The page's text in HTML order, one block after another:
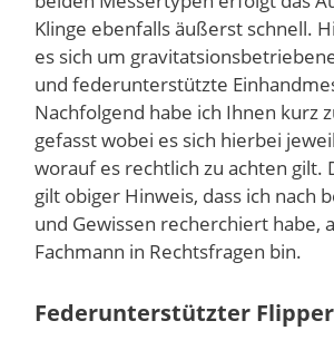
Klinge ebenfalls äußerst schnell.
es sich um
und federunterstützte
Nachfolgend habe ich Ihnen kurz
gefasst wobei es sich hierbei
worauf es rechtlich zu achten gilt.
gilt obiger Hinweis, dass ich nach
und Gewissen recherchiert habe,
Fachmann in Rechtsfragen bin.
Federunterstützter Flipper